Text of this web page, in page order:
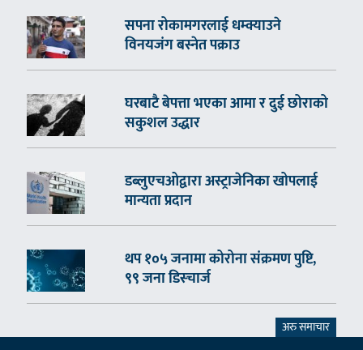
सपना रोकामगरलाई धम्क्याउने
विनयजंग बस्नेत पक्राउ
घरबाटै बेपत्ता भएका आमा र दुई छोराको
सकुशल उद्धार
डब्लुएचओद्वारा अस्ट्राजेनिका खोपलाई
मान्यता प्रदान
थप १०५ जनामा कोरोना संक्रमण पुष्टि,
९९ जना डिस्चार्ज
अरु समाचार